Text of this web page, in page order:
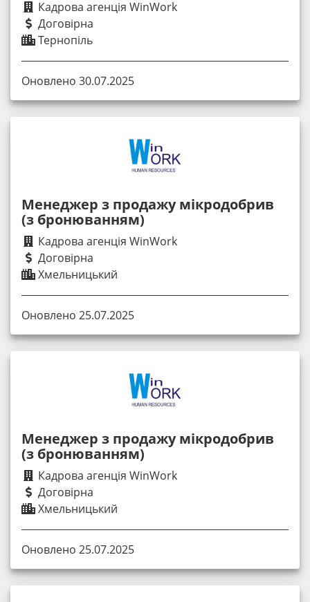
Кадрова агенція WinWork
Договірна
Тернопіль
Оновлено 30.07.2025
Менеджер з продажу мікродобрив
(з бронюванням)
Кадрова агенція WinWork
Договірна
Хмельницький
Оновлено 25.07.2025
Менеджер з продажу мікродобрив
(з бронюванням)
Кадрова агенція WinWork
Договірна
Хмельницький
Оновлено 25.07.2025